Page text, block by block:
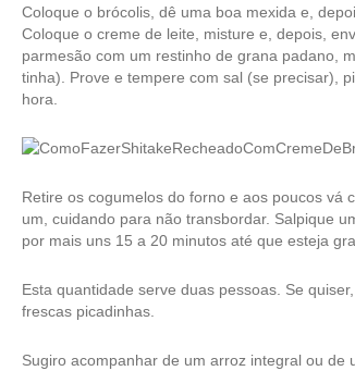
Coloque o brócolis, dê uma boa mexida e,
Coloque o creme de leite, misture e, depois,
parmesão com um restinho de grana padano,
tinha). Prove e tempere com sal (se precisar),
hora.
Retire os cogumelos do forno e aos poucos vá
um, cuidando para não transbordar. Salpique
por mais uns 15 a 20 minutos até que esteja
Esta quantidade serve duas pessoas. Se
frescas picadinhas.
Sugiro acompanhar de um arroz integral ou